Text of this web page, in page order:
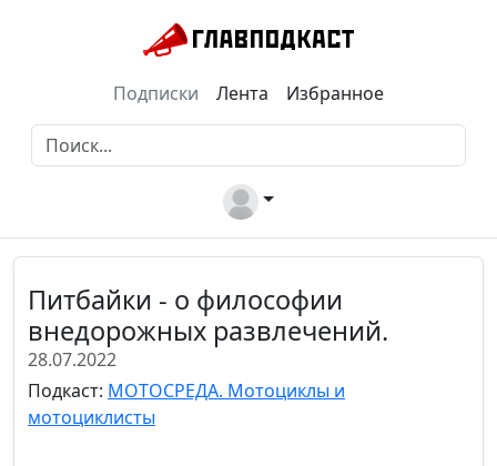
Подписки Лента Избранное
Питбайки - о философии
внедорожных развлечений.
28.07.2022
Подкаст: МОТОСРЕДА. Мотоциклы и
мотоциклисты